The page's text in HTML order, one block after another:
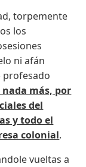
torpemente
los
ni afán
más, por
del
y todo el
colonial.
vueltas a